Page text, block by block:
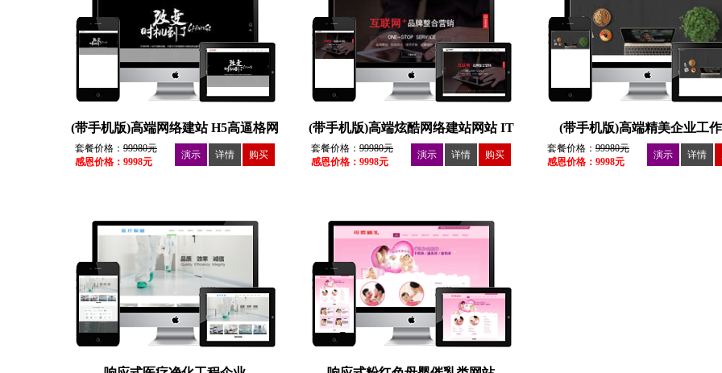
(带手机版)高端网络建站 H5高逼格网
络工作室设计类
套餐价格： 99980元
感恩价格：9998元
演示 详情 购买
(带手机版)高端炫酷网络建站网站 IT
设计工作室
套餐价格： 99980元
感恩价格：9998元
演示 详情 购买
(带手机版)高端精美企业工
套餐价格： 99980元
感恩价格：9998元
演示 详情